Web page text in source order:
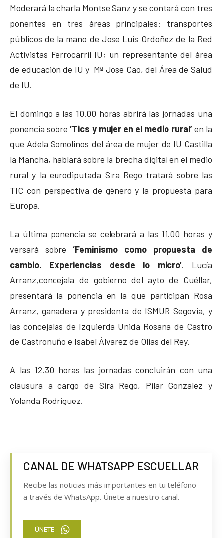
Moderará la charla Montse Sanz y se contará con tres
ponentes en tres áreas principales: transportes
públicos de la mano de Jose Luis Ordoñez de la Red
Activistas Ferrocarril IU; un representante del área
de educación de IU y Mª Jose Cao, del Área de Salud
de IU.
El domingo a las 10.00 horas abrirá las jornadas una
ponencia sobre‘Tics y mujer en el medio rural’en la
que Adela Somolinos del área de mujer de IU Castilla
la Mancha, hablará sobre la brecha digital en el medio
rural y la eurodiputada Sira Rego tratará sobre las
TIC con perspectiva de género y la propuesta para
Europa.
La última ponencia se celebrará a las 11.00 horas y
versará sobre ‘Feminismo como propuesta de
cambio. Experiencias desde lo micro’. Lucía
Arranz,concejala de gobierno del ayto de Cuéllar,
presentará la ponencia en la que participan Rosa
Arranz, ganadera y presidenta de ISMUR Segovia, y
las concejalas de Izquierda Unida Rosana de Castro
de Castronuño e Isabel Álvarez de Olias del Rey.
A las 12.30 horas las jornadas concluirán con una
clausura a cargo de Sira Rego, Pilar Gonzalez y
Yolanda Rodriguez.
CANAL DE WHATSAPP ESCUELLAR
Recibe las noticias más importantes en tu teléfono
a través de WhatsApp. Únete a nuestro canal.
ÚNETE